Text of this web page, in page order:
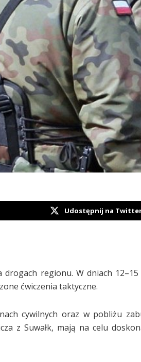
Udostępnij na
regionu. W dniach
ćwiczenia taktyczne.
cywilnych oraz w pobliżu
z Suwałk, mają na celu